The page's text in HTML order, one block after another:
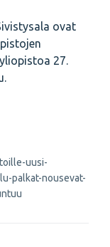
ovat
27.
uusi-
palkat-nousevat-